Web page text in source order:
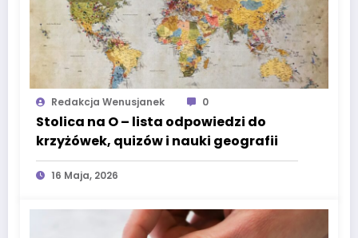
Redakcja Wenusjanek 0
Stolica na O – lista odpowiedzi do
krzyżówek, quizów i nauki geografii
16 Maja, 2026